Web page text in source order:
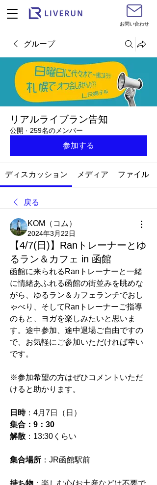
お問い合わせ
グループ
リアルライブラン告知
公開 · 259名のメンバー
参加する
ディスカッション メディア ファイル
戻る
KOM（コム）
2024年3月22日
【4/7(日)】Ranトレーナーとゆ
るラン＆カフェ in 函館
函館に来られるRanトレーナーと一緒
に情緒あふれる函館の街並みを眺めな
がら、ゆるラン＆カフェランチでおし
ゃべり、そしてRanトレーナーご指導
のもと、ヨガを楽しみたいと思いま
す。途中参加、途中退場ご自由ですの
で、お気軽にご参加いただければ幸い
です。
※参加希望の方はぜひコメントいただ
けると助かります。
日時：4月7日（日）
集合：9：30
解散 ：13:30くらい
集合場所 ：JR函館駅前
持ち物 ：楽しむ心(お土産などは不要で